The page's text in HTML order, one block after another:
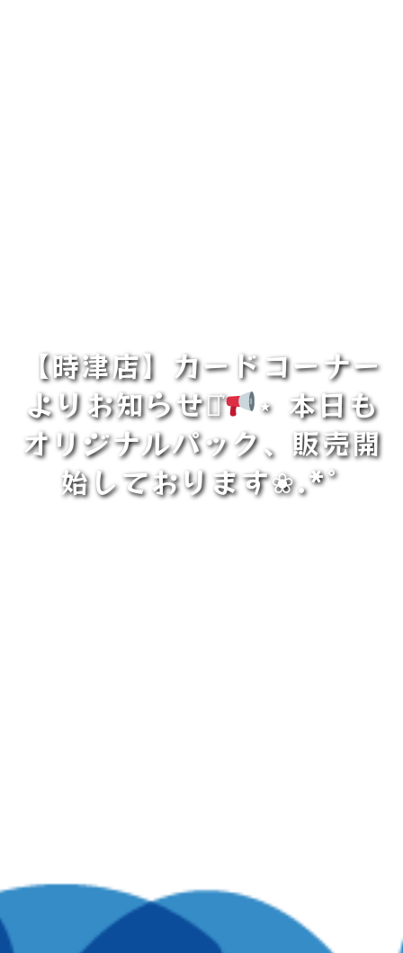
【時津店】カードコーナー
よりお知らせ⋆͛
⋆ 本日も
オリジナルパック、販売開
始しております❀.*ﾟ